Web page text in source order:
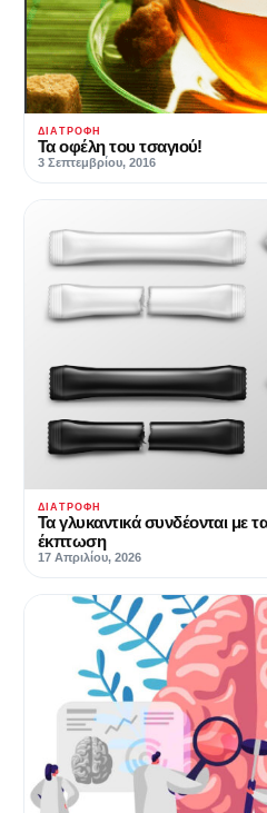
ΔΙΑΤΡΟΦΉ
Τα οφέλη του τσαγιού!
3 Σεπτεμβρίου, 2016
ΔΙΑΤΡΟΦΉ
Τα γλυκαντικά συνδέονται με
έκπτωση
17 Απριλίου, 2026